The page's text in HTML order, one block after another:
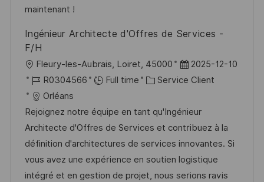
i
n
h
e
u
s
t
e
maintenant !
Ingénieur Architecte d'Offres de Services -
F/H
o
c
a
l
i
s
a
Fleury-les-Aubrais, Loiret, 45000
D
a
e
d
’
a
f
2025-12-10
R
é
f
é
r
e
n
R0304566 Full time
C
t
é
g
o
r
Service Client
Orléans
Rejoignez notre équipe en tant qu'Ingénieur
Architecte d'Offres de Services et contribuez à la
définition d'architectures de services innovantes. Si
vous avez une expérience en soutien logistique
intégré et en gestion de projet, nous serions ravis